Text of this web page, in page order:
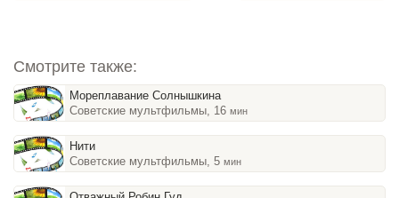
Смотрите также:
Мореплавание Солнышкина
Советские мультфильмы, 16мин
Нити
Советские мультфильмы, 5мин